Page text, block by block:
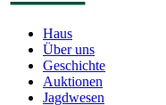
Haus
Über uns
Geschichte
Auktionen
Jagdwesen